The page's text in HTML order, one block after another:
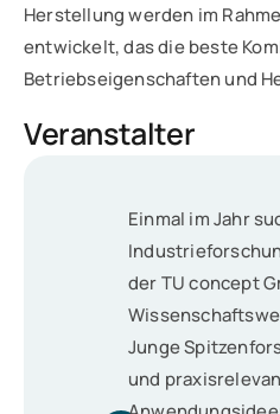
Herstellung werden im
entwickelt, das die beste
Betriebseigenschaften und
Veranstalter
Einmal im Jahr
der TU concept
Junge
und